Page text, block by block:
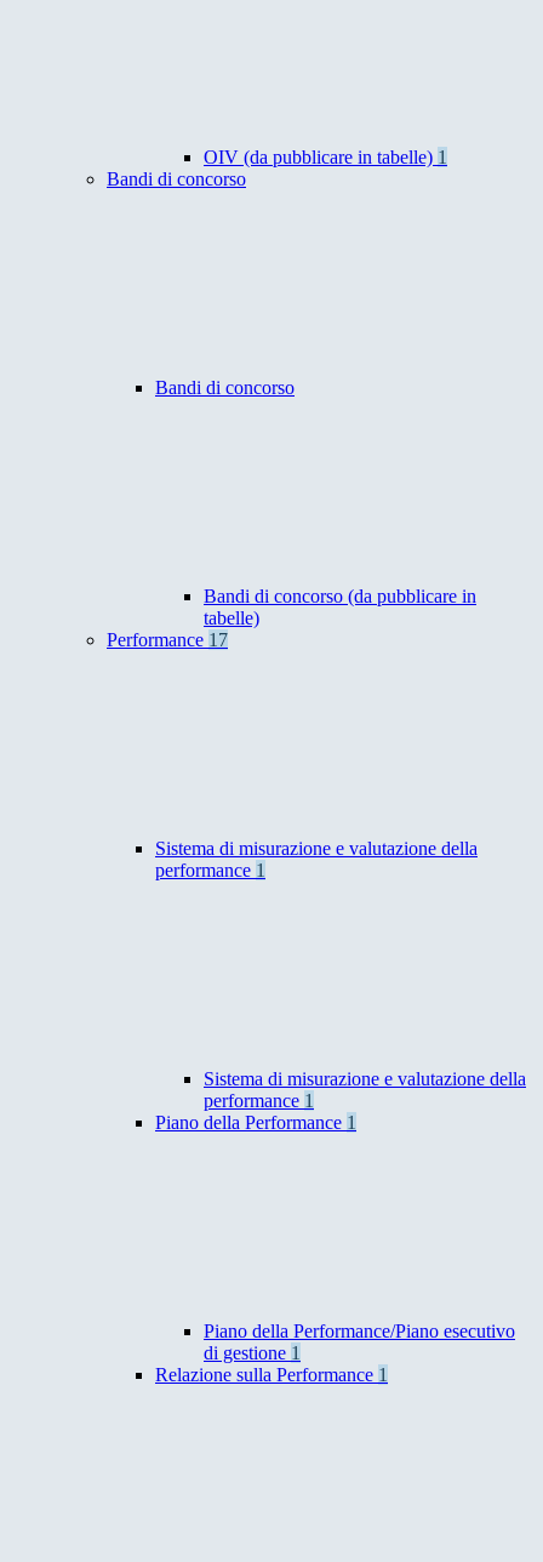
OIV (da pubblicare in tabelle) 1
Bandi di concorso
Bandi di concorso
Bandi di concorso (da pubblicare in
tabelle)
Performance 17
Sistema di misurazione e valutazione della
performance 1
Sistema di misurazione e valutazione della
performance 1
Piano della Performance 1
Piano della Performance/Piano esecutivo
di gestione 1
Relazione sulla Performance 1